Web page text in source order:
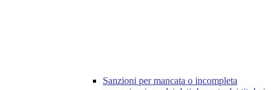
Sanzioni per mancata o incompleta